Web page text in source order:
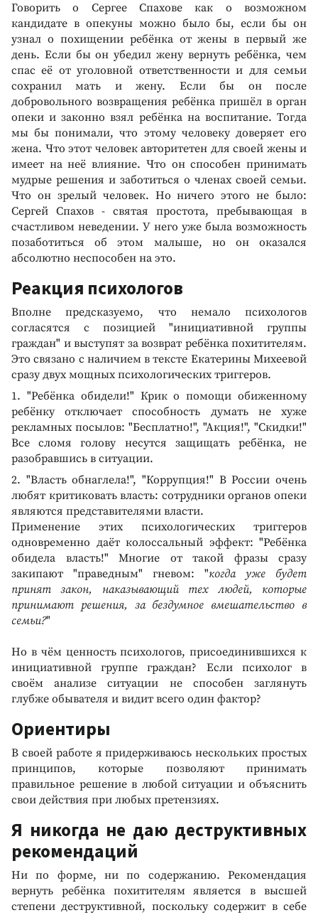
Говорить о Сергее Спахове как о возможном
кандидате в опекуны можно было бы, если бы он
узнал о похищении ребёнка от жены в первый же
день. Если бы он убедил жену вернуть ребёнка, чем
спас её от уголовной ответственности и для семьи
сохранил мать и жену. Если бы он после
добровольного возвращения ребёнка пришёл в орган
опеки и законно взял ребёнка на воспитание. Тогда
мы бы понимали, что этому человеку доверяет его
жена. Что этот человек авторитетен для своей жены и
имеет на неё влияние. Что он способен принимать
мудрые решения и заботиться о членах своей семьи.
Что он зрелый человек. Но ничего этого не было:
Сергей Спахов - святая простота, пребывающая в
счастливом неведении. У него уже была возможность
позаботиться об этом малыше, но он оказался
абсолютно неспособен на это.
Реакция психологов
Вполне предсказуемо, что немало психологов
согласятся с позицией "инициативной группы
граждан" и выступят за возврат ребёнка похитителям.
Это связано с наличием в тексте Екатерины Михеевой
сразу двух мощных психологических триггеров.
1. "Ребёнка обидели!" Крик о помощи обиженному
ребёнку отключает способность думать не хуже
рекламных посылов: "Бесплатно!", "Акция!", "Скидки!"
Все сломя голову несутся защищать ребёнка, не
разобравшись в ситуации.
2. "Власть обнаглела!", "Коррупция!" В России очень
любят критиковать власть: сотрудники органов опеки
являются представителями власти.
Применение этих психологических триггеров
одновременно даёт колоссальный эффект: "Ребёнка
обидела власть!" Многие от такой фразы сразу
закипают "праведным" гневом: "когда уже будет
принят закон, наказывающий тех людей, которые
принимают решения, за бездумное вмешательство в
семьи?"
Но в чём ценность психологов, присоединившихся к
инициативной группе граждан? Если психолог в
своём анализе ситуации не способен заглянуть
глубже обывателя и видит всего один фактор?
Ориентиры
В своей работе я придерживаюсь нескольких простых
принципов, которые позволяют принимать
правильное решение в любой ситуации и объяснить
свои действия при любых претензиях.
Я никогда не даю деструктивных
рекомендаций
Ни по форме, ни по содержанию. Рекомендация
вернуть ребёнка похитителям является в высшей
степени деструктивной, поскольку содержит в себе